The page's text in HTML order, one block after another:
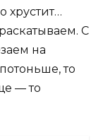
хрустит…
С
на
то
— то